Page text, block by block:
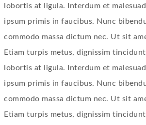
lobortis at ligula. Interdum et
ipsum primis in faucibus. Nunc
commodo massa dictum nec. Ut sit
Etiam turpis metus, dignissim
lobortis at ligula. Interdum et
ipsum primis in faucibus. Nunc
commodo massa dictum nec. Ut sit
Etiam turpis metus, dignissim